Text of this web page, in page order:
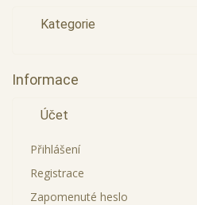
Kategorie
Informace
Účet
Přihlášení
Registrace
Zapomenuté heslo